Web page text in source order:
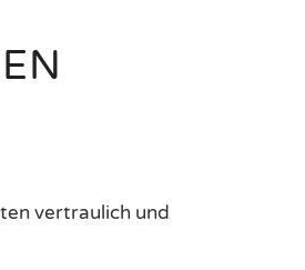
vertraulich und